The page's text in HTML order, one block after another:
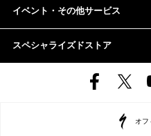
イベント・その他サービス
スペシャライズドストア
オフ